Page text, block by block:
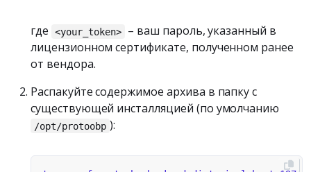
где <your_token>
– ваш пароль, указанный в
лицензионном сертификате, полученном ранее
от вендора.
Распакуйте содержимое архива в папку с
существующей инсталляцией (по умолчанию
/opt/protoobp ):